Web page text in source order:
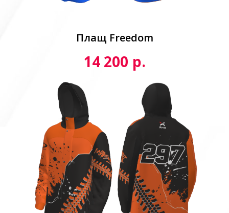
Плащ Freedom
14 200 р.